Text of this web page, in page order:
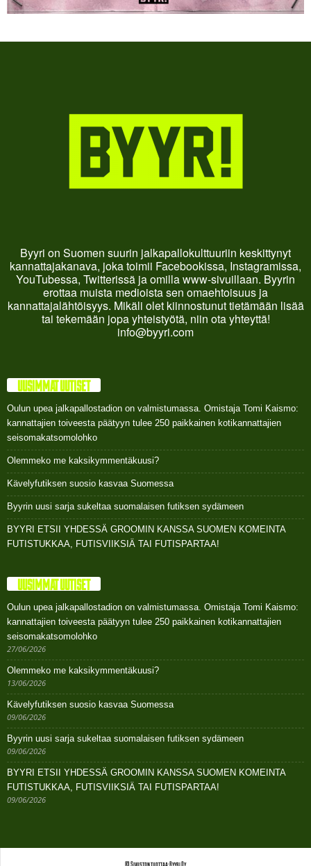
Byyri on Suomen suurin jalkapallokulttuuriin keskittynyt
kannattajakanava, joka toimii Facebookissa, Instagramissa,
YouTubessa, Twitterissä ja omilla www-sivuillaan. Byyrin
erottaa muista medioista sen omaehtoisuus ja
kannattajalähtöisyys. Mikäli olet kiinnostunut tietämään lisää
tai tekemään jopa yhteistyötä, niin ota yhteyttä!
info@byyri.com
UUSIMMAT UUTISET
Oulun upea jalkapallostadion on valmistumassa. Omistaja Tomi Kaismo:
kannattajien toiveesta päätyyn tulee 250 paikkainen kotikannattajien
seisomakatsomolohko
Olemmeko me kaksikymmentäkuusi?
Kävelyfutiksen suosio kasvaa Suomessa
Byyrin uusi sarja sukeltaa suomalaisen futiksen sydämeen
BYYRI ETSII YHDESSÄ GROOMIN KANSSA SUOMEN KOMEINTA
FUTISTUKKAA, FUTISVIIKSIÄ TAI FUTISPARTAA!
UUSIMMAT UUTISET
Oulun upea jalkapallostadion on valmistumassa. Omistaja Tomi Kaismo:
kannattajien toiveesta päätyyn tulee 250 paikkainen kotikannattajien
seisomakatsomolohko
27/06/2026
Olemmeko me kaksikymmentäkuusi?
13/06/2026
Kävelyfutiksen suosio kasvaa Suomessa
09/06/2026
Byyrin uusi sarja sukeltaa suomalaisen futiksen sydämeen
09/06/2026
BYYRI ETSII YHDESSÄ GROOMIN KANSSA SUOMEN KOMEINTA
FUTISTUKKAA, FUTISVIIKSIÄ TAI FUTISPARTAA!
09/06/2026
© Sivuston tuottaa: Byyri Oy